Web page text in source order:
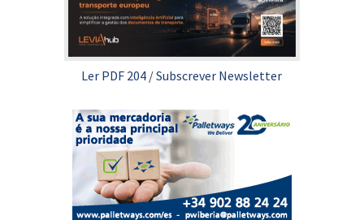
Ler PDF 204 /Subscrever Newsletter